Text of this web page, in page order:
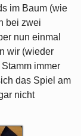
im Baum (wie
bei zwei
nun einmal
wir (wieder
immer
das Spiel am
nicht